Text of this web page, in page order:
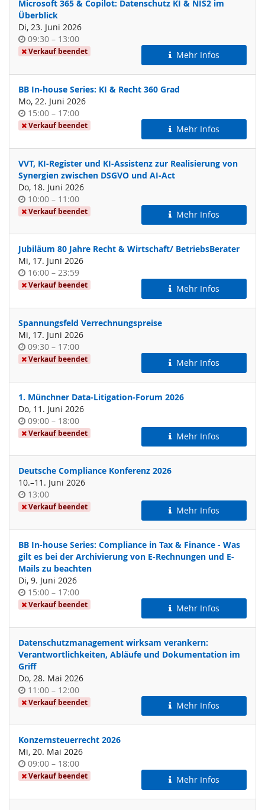
Microsoft 365 & Copilot: Datenschutz KI & NIS2 im
Überblick
Di, 23. Juni 2026
Uhrzeit
09:30 –bis
13:00
Verkauf beendet Mehr Infos
BB In-house Series: KI & Recht 360 Grad
Mo, 22. Juni 2026
Uhrzeit
15:00 –bis
17:00
Verkauf beendet Mehr Infos
VVT, KI-Register und KI-Assistenz zur Realisierung von
Synergien zwischen DSGVO und AI-Act
Do, 18. Juni 2026
Uhrzeit
10:00 –bis
11:00
Verkauf beendet Mehr Infos
Jubiläum 80 Jahre Recht & Wirtschaft/ BetriebsBerater
Mi, 17. Juni 2026
Uhrzeit
16:00 –bis
23:59
Verkauf beendet Mehr Infos
Spannungsfeld Verrechnungspreise
Mi, 17. Juni 2026
Uhrzeit
09:30 –bis
17:00
Verkauf beendet Mehr Infos
1. Münchner Data-Litigation-Forum 2026
Do, 11. Juni 2026
Uhrzeit
09:00 –bis
18:00
Verkauf beendet Mehr Infos
Deutsche Compliance Konferenz 2026
10.–bis
11. Juni 2026
Uhrzeit
13:00
Verkauf beendet Mehr Infos
BB In-house Series: Compliance in Tax & Finance - Was
gilt es bei der Archivierung von E-Rechnungen und E-
Mails zu beachten
Di, 9. Juni 2026
Uhrzeit
15:00 –bis
17:00
Verkauf beendet Mehr Infos
Datenschutzmanagement wirksam verankern:
Verantwortlichkeiten, Abläufe und Dokumentation im
Griff
Do, 28. Mai 2026
Uhrzeit
11:00 –bis
12:00
Verkauf beendet Mehr Infos
Konzernsteuerrecht 2026
Mi, 20. Mai 2026
Uhrzeit
09:00 –bis
18:00
Verkauf beendet Mehr Infos